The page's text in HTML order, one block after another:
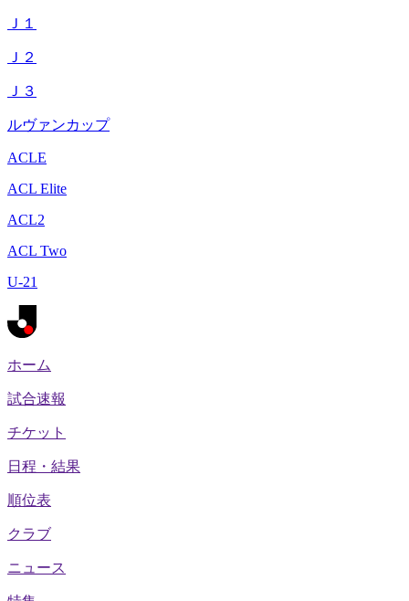
Ｊ１
Ｊ２
Ｊ３
ルヴァンカップ
ACLE
ACL Elite
ACL2
ACL Two
U-21
ホーム
試合速報
チケット
日程・結果
順位表
クラブ
ニュース